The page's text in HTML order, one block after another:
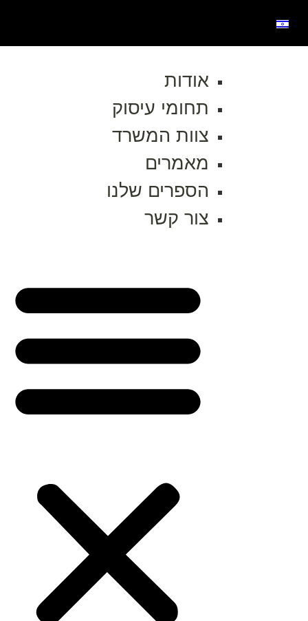
אודות
תחומי עיסוק
צוות המשרד
מאמרים
הספרים שלנו
צור קשר